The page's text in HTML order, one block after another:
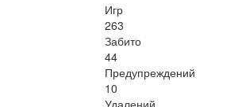
Игр
263
Забито
44
Предупреждений
10
Удалений